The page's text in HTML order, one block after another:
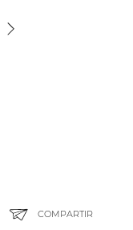
COMPARTIR